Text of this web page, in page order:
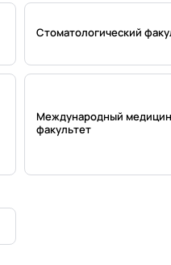
Стоматологический
Международный
факультет